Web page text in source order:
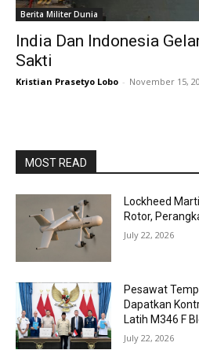
Berita Militer Dunia
India Dan Indonesia
Sakti
Kristian Prasetyo Lobo - November 15,
MOST READ
Lockheed
Rotor,
July 22, 2026
Pesawat
Dapatkan
Latih M346 F
July 22, 2026